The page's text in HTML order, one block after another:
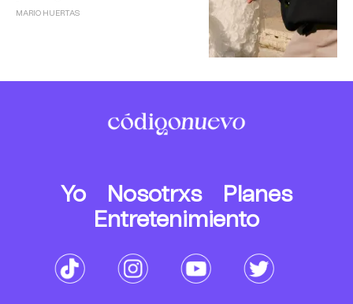
MARIO HUERTAS
Yo Nosotrxs
Planes
Entretenimiento